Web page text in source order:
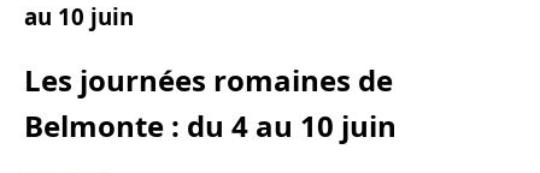
au 10 juin
Les journées romaines de
Belmonte : du 4 au 10 juin